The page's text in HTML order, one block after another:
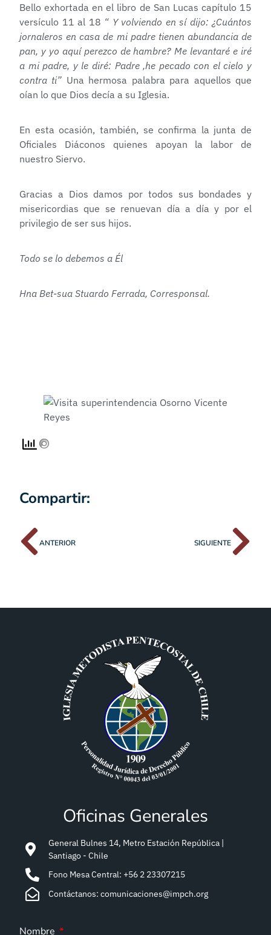
Bello exhortada en el libro de San Lucas capítulo 15
versículo 11 al 18 “ Y volviendo en sí dijo: ¿Cuántos
jornaleros en casa de mi padre tienen abundancia de
pan, y yo aquí perezco de hambre? Me levantaré e iré
a mi padre, y le diré: Padre ,he pecado con el cielo y
contra ti” Una hermosa palabra para aquellos que
oían lo que Dios decía a su Iglesia.
En esta ocasión, también, se confirma la junta de
Oficiales Diáconos quienes apoyan la labor de
nuestro Siervo.
Gracias a Dios damos por todos sus bondades y
misericordias que se renuevan día a día y por el
privilegio de ser sus hijos.
Todo se lo debemos a Él
Hna Bet-sua Stuardo Ferrada, Corresponsal.
Compartir:
ANTERIOR SIGUIENTE
Oficinas Generales
General Bulnes 14, Metro Estación República |
Santiago - Chile
Fono Mesa Central: +56 2 23307215
Contáctanos: comunicaciones@impch.org
Nombre